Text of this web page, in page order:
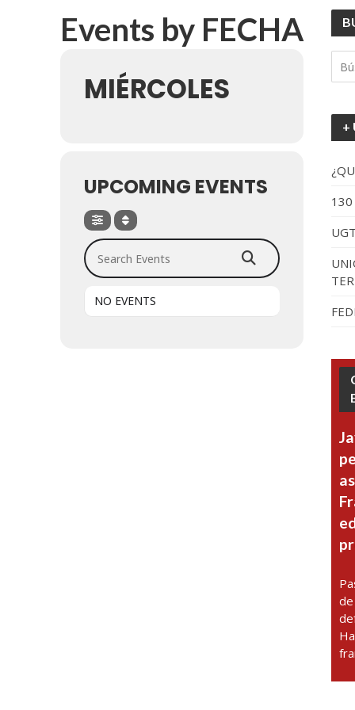
UGT aborda en
UGT Andalucía
Rivas acoge la
Javier Bueno, el
El historietista
El
Events by FECHA
MIÉRCOLES
UPCOMING EVENTS
Search Events
NO EVENTS
+
130